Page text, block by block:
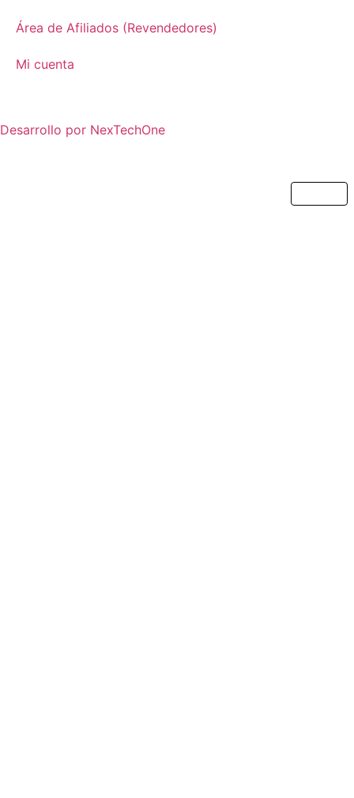
Área de Afiliados (Revendedores)
Mi cuenta
Desarrollo por NexTechOne